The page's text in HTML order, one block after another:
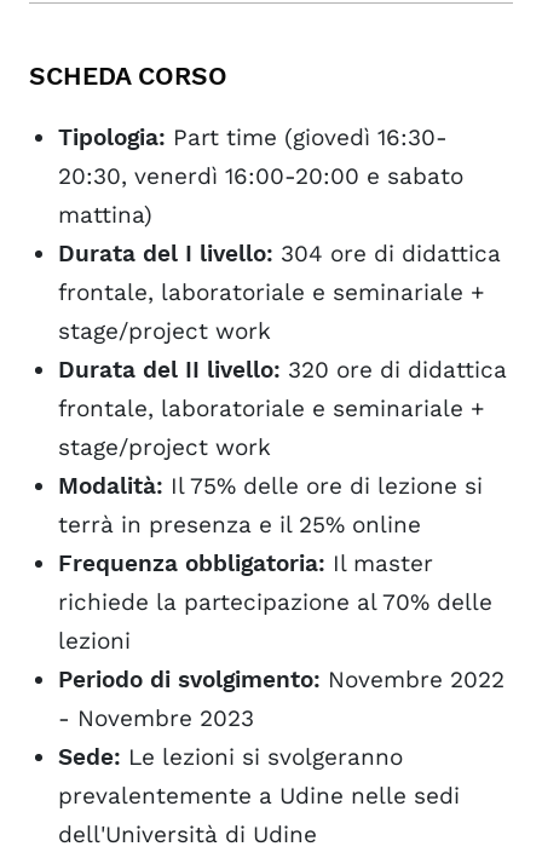
MODULI DIDATTICI
FACULTY
PARTNER
SCHEDA CORSO
Tipologia: Part time (giovedì 16:30-
20:30, venerdì 16:00-20:00 e sabato
mattina)
Durata del I livello: 304 ore di didattica
frontale, laboratoriale e seminariale +
stage/project work
Durata del II livello: 320 ore di didattica
frontale, laboratoriale e seminariale +
stage/project work
Modalità: Il 75% delle ore di lezione si
terrà in presenza e il 25% online
Frequenza obbligatoria: Il master
richiede la partecipazione al 70% delle
lezioni
Periodo di svolgimento: Novembre 2022
- Novembre 2023
Sede: Le lezioni si svolgeranno
prevalentemente a Udine nelle sedi
dell'Università di Udine